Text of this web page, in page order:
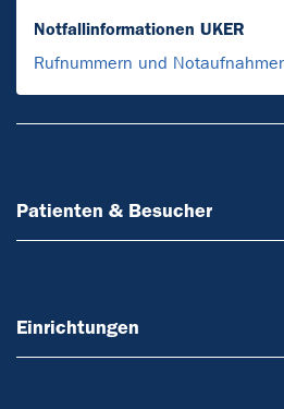
Notfallinformationen UKER
Rufnummern und
Patienten & Besucher
Einrichtungen